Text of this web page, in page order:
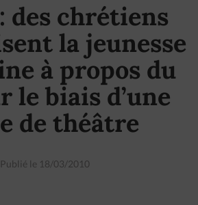
des chrétiens
la jeunesse
à propos du
le biais d’une
de théâtre
Publié le 18/03/2010